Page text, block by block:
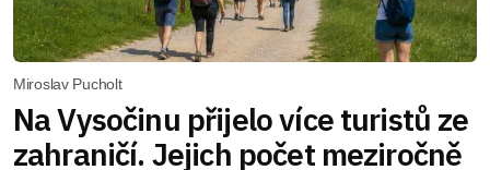
Miroslav Pucholt
Na Vysočinu přijelo více turistů ze
zahraničí. Jejich počet meziročně